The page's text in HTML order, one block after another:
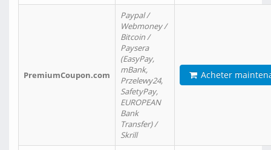
PremiumCoupon.com
Paypal /
Webmoney /
Bitcoin /
Paysera
(EasyPay,
mBank,
Przelewy24,
SafetyPay,
EUROPEAN
Bank
Transfer) /
Skrill
Acheter